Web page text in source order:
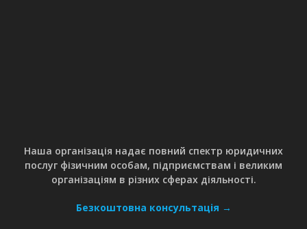
Наша організація надає повний спектр юридичних
послуг фізичним особам, підприємствам і великим
організаціям в різних сферах діяльності.
Безкоштовна консультація →